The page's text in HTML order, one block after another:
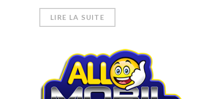
LIRE LA SUITE